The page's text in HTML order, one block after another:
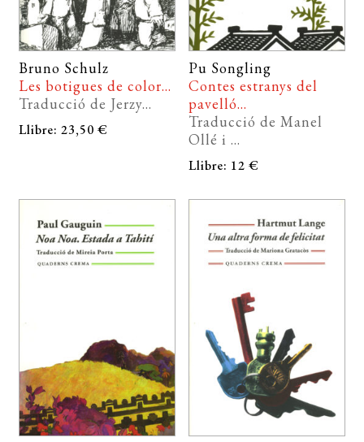
Bruno Schulz
Les botigues de color...
Traducció de Jerzy...
Llibre: 23,50 €
Pu Songling
Contes estranys del
pavelló...
Traducció de Manel
Ollé i ...
Llibre: 12 €